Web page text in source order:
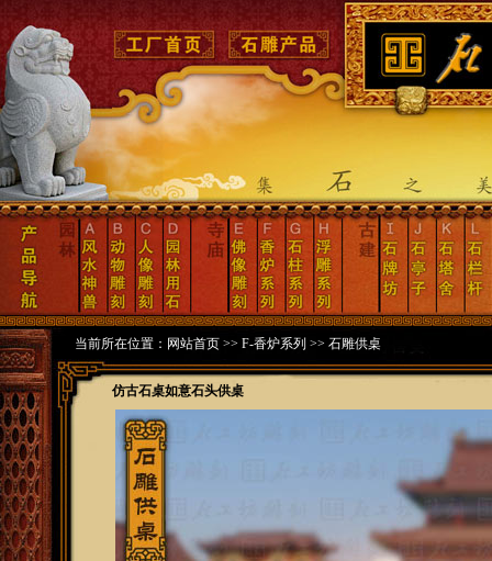
当前所在位置： 网站首页>> F-香炉系列 >> 石雕供桌
仿古石桌如意石头供桌